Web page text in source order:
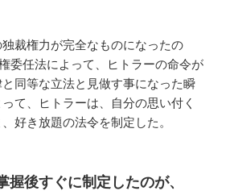
裁権力が完全なものになったの
委任法によって、ヒトラーの命令が
同等な立法と見做す事になった瞬
て、ヒトラーは、自分の思い付く
好き放題の法令を制定した。
握後すぐに制定したのが、